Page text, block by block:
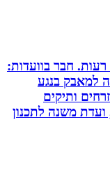
חבר בוועדות:
בנגע
משנה לתכנון